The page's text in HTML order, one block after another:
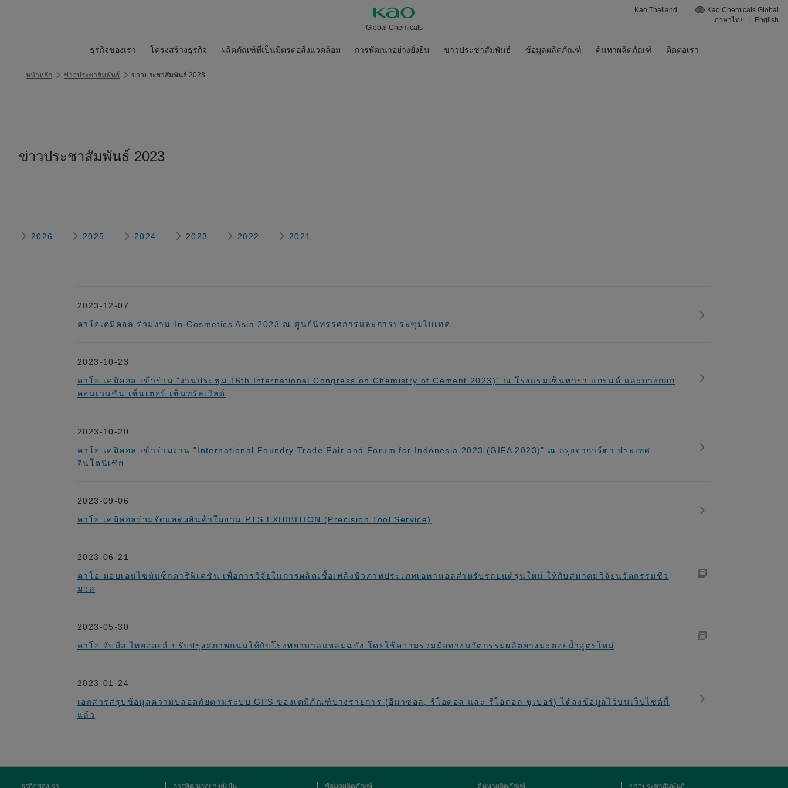
Global Chemicals
Kao Thailand
Kao Chemicals Global
ภาษาไทย
English
ธุรกิจของเรา โครงสร้างธุรกิจ ผลิตภัณฑ์ที่เป็นมิตรต่อสิ่งแวดล้อม การพัฒนาอย่างยั่งยืน ข่าวประชาสัมพันธ์ ข้อมูลผลิตภัณฑ์ ค้นหาผลิตภัณฑ์ ติดต่อเรา
หน้าหลัก ข่าวประชาสัมพันธ์ ข่าวประชาสัมพันธ์ 2023
ข่าวประชาสัมพันธ์ 2023
2026 2025 2024 2023 2022 2021
2023-12-07
คาโอเคมีคอล ร่วมงาน In-Cosmetics Asia 2023 ณ ศูนย์นิทรรศการและการประชุมไบเทค
2023-10-23
คาโอ เคมิคอล เข้าร่วม "งานประชุม 16th International Congress on Chemistry of Cement 2023)" ณ โรงแรมเซ็นทารา แกรนด์ และบางกอก
คอนเวนชัน เซ็นเตอร์ เซ็นทรัลเวิลด์
2023-10-20
คาโอ เคมิคอล เข้าร่วมงาน "International Foundry Trade Fair and Forum for Indonesia 2023 (GIFA 2023)" ณ กรุงจาการ์ตา ประเทศ
อินโดนีเซีย
2023-09-06
คาโอ เคมิคอลร่วมจัดแสดงสินค้าในงาน PTS EXHIBITION (Precision Tool Service)
2023-06-21
คาโอ มอบเอนไซม์แซ็กคาริฟิเคชัน เพื่อการวิจัยในการผลิตเชื้อเพลิงชีวภาพประเภทเอทานอลสำหรับรถยนต์รุ่นใหม่ ให้กับสมาคมวิจัยนวัตกรรมชีว
มวล
2023-05-30
คาโอ จับมือ ไทยออยล์ ปรับปรุงสภาพถนนให้กับโรงพยาบาลแหลมฉบัง โดยใช้ความร่วมมือทางนวัตกรรมผลิตยางมะตอยน้ำสูตรใหม่
2023-01-24
เอกสารสรุปข้อมูลความปลอดภัยตามระบบ GPS ของเคมีภัณฑ์บางรายการ (อีมาซอล, รีโอดอล และ รีโอดอล ซูเปอร์) ได้ลงข้อมูลไว้บนเว็บไซด์นี้
แล้ว
ธุรกิจของเรา การพัฒนาอย่างยั่งยืน ข้อมูลผลิตภัณฑ์ ค้นหาผลิตภัณฑ์ ข่าวประชาสัมพันธ์